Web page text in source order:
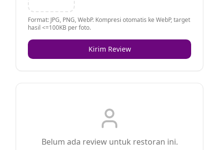
Format: JPG, PNG, WebP. Kompresi otomatis ke WebP, target
hasil <=100KB per foto.
Kirim Review
Belum ada review untuk restoran ini.